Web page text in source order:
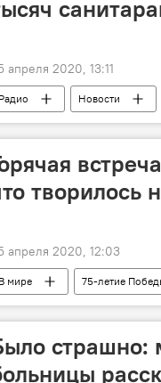
апреля 2020, 13:11
Радио Новости
творилось
апреля 2020, 12:03
В мире 75-летие
страшно: